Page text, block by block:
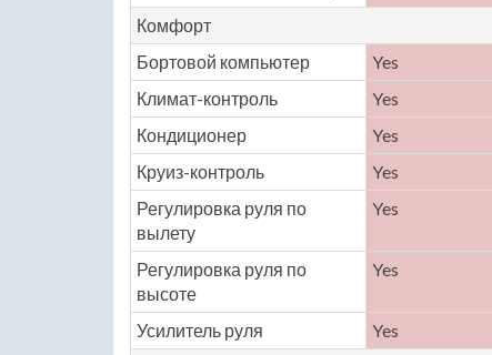
Комфорт
Бортовой компьютер
Yes
Климат-контроль
Yes
Кондиционер
Yes
Круиз-контроль
Yes
Регулировка руля по
вылету
Yes
Регулировка руля по
высоте
Yes
Усилитель руля Yes